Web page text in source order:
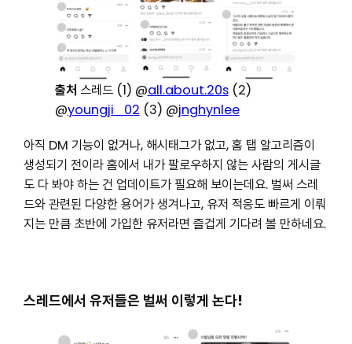
출처 스레드 (1) @all.about.20s(2)
@youngji_02 (3) @jnghynlee
아직 DM 기능이 없거나, 해시태그가 없고, 홈 탭 알고리즘이
생성되기 전이라 홈에서 내가 팔로우하지 않는 사람의 게시글
도 다 봐야 하는 건 업데이트가 필요해 보이는데요. 벌써 스레
드와 관련된 다양한 용어가 생겨나고, 유저 적응도 빠르게 이뤄
지는 만큼 초반에 가입한 유저라면 즐겁게 기다려 볼 만하네요.
스레드에서 유저들은 벌써 이렇게 논다!